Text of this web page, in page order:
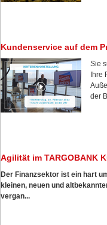
Kundenservice auf dem
Sie
Ihre
der
Agilität im TARGOBANK
Der Finanzsektor ist ein hart
kleinen, neuen und
vergan...